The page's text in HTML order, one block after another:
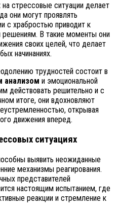
стрессовые ситуации делает
они могут проявлять
с храбростью приводит к
В такие моменты они
своих целей, что делает
начинаниях.
трудностей состоит в
анализом и эмоциональной
действовать решительно и с
итоге, они вдохновляют
открывая
движения вперед.
ситуациях
выявить неожиданные
механизмы реагирования.
представителей
настоящим испытанием, где
реакции и стремление к